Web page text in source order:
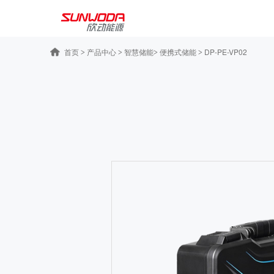
首页 > 产品中心 > 智慧储能> 便携式储能 > DP-PE-VP02